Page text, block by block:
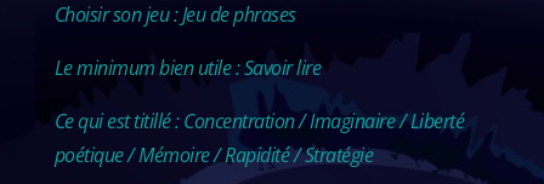
Choisir son jeu : Jeu de phrases
Le minimum bien utile : Savoir lire
Ce qui est titillé : Concentration / Imaginaire / Liberté
poétique / Mémoire / Rapidité / Stratégie